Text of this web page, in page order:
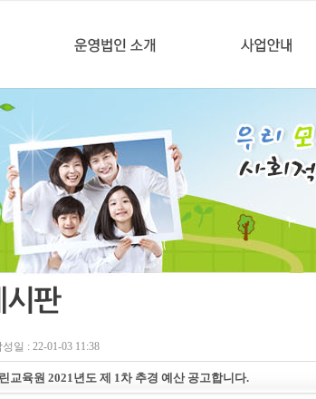
성일 : 22-01-03 11:38
교육원 2021년도 제 1차 추경 예산 공고합니다.